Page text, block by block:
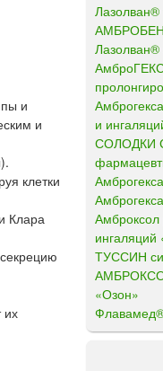
и
и
клетки
Клара
их
Лазолван®
Лазолван®
и
СОЛОДКИ
Амброксол
ингаляций
ТУССИН
«Озон»